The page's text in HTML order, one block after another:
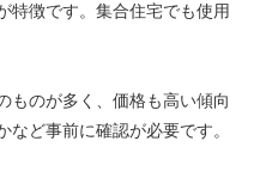
特徴です。集合住宅でも使用
ものが多く、価格も高い傾向
ど事前に確認が必要です。